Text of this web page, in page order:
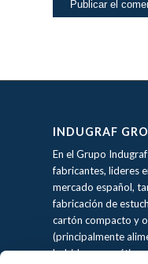
INDUGRAF
En el Grupo
fabricantes, lideres
mercado español,
fabricación de
cartón compacto y
(principalmente
bebidas, cosmética y